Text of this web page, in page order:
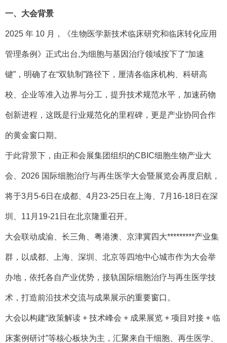
一、大会背景
2025 年 10 月，《生物医学新技术临床研究和临床转化应用
管理条例》正式出台,为细胞与基因治疗领域按下了“加速
键”，明确了在“双轨制”路径下，厘清各临床机构、科研高
校、企业等准入边界与分工，提升技术规范水平，加速药物
创新进程，这既是行业规范化的里程碑，更是产业协同合作
的黄金窗口期。
于此背景下，由正和会展集团组织的CBIC细胞生物产业大
会、2026 国际细胞治疗与再生医学大会暨展览会再度启航，
将于3月5-6日在成都、4月23-25日在上海、7月16-18日在深
圳、11月19-21日在北京隆重召开。
大会联动成渝、长三角、粤港澳、京津冀四大*********产业集
群，以成都、上海、深圳、北京等四地中心城市作为大会举
办地，依托各自产业优势，接轨国际细胞治疗与再生医学技
术，打造前沿技术交流与成果展示的重要窗口。
大会以构建“政策解读 + 技术峰会 + 成果展览 + 项目对接 + 临
床案例研讨”等核心板块为主，汇聚来自干细胞、再生医学、